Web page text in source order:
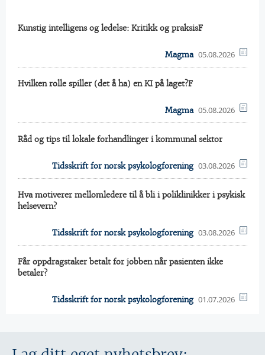
Kunstig intelligens og ledelse: Kritikk og praksisF
Magma 05.08.2026
Hvilken rolle spiller (det å ha) en KI på laget?F
Magma 05.08.2026
Råd og tips til lokale forhandlinger i kommunal sektor
Tidsskrift for norsk psykologforening 03.08.2026
Hva motiverer mellomledere til å bli i poliklinikker i psykisk
helsevern?
Tidsskrift for norsk psykologforening 03.08.2026
Får oppdragstaker betalt for jobben når pasienten ikke
betaler?
Tidsskrift for norsk psykologforening 01.07.2026